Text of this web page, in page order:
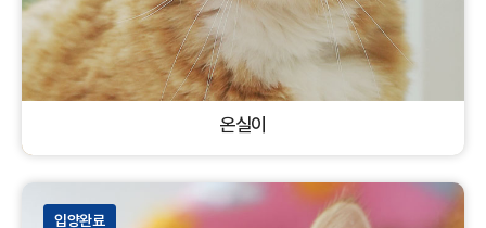
온실이
코리안숏헤어 암컷 고양이
입양완료